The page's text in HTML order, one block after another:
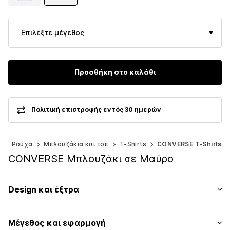
Επιλέξτε μέγεθος
Προσθήκη στο καλάθι
Πολιτική επιστροφής εντός 30 ημερών
Ρούχα Μπλουζάκια και τοπ T-Shirts CONVERSE T-Shirts
CONVERSE Μπλουζάκι σε Μαύρο
Design και έξτρα
Ζέρσεϊ
Μέγεθος και εφαρμογή